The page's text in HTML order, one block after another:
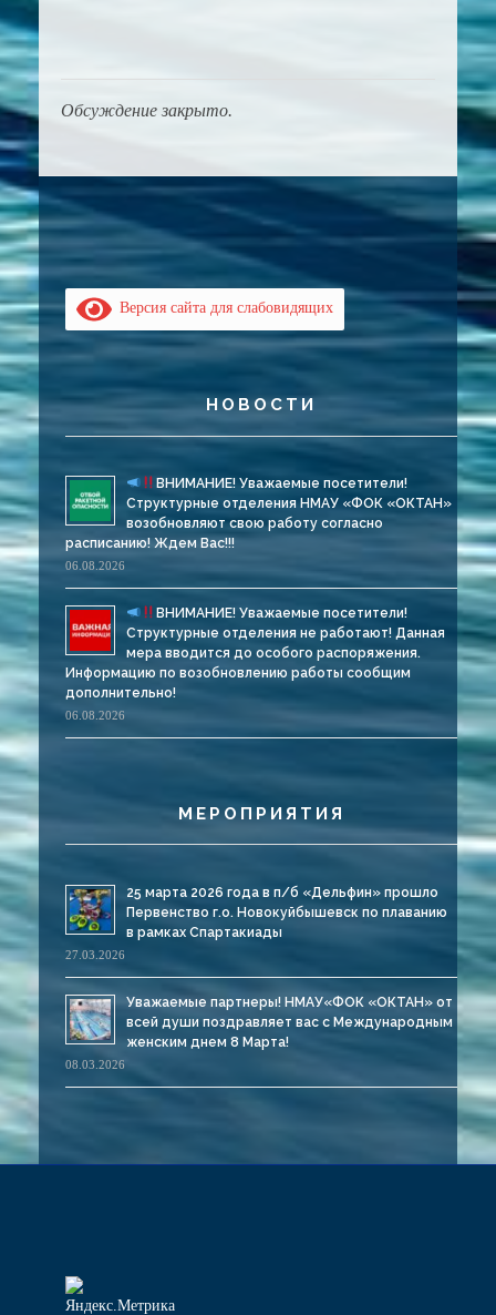
Обсуждение закрыто.
Версия сайта для слабовидящих
НОВОСТИ
ВНИМАНИЕ! Уважаемые посетители!
Структурные отделения НМАУ «ФОК «ОКТАН»
возобновляют свою работу согласно
расписанию! Ждем Вас!!!
06.08.2026
ВНИМАНИЕ! Уважаемые посетители!
Структурные отделения не работают! Данная
мера вводится до особого распоряжения.
Информацию по возобновлению работы сообщим
дополнительно!
06.08.2026
МЕРОПРИЯТИЯ
25 марта 2026 года в п/б «Дельфин» прошло
Первенство г.о. Новокуйбышевск по плаванию
в рамках Спартакиады
27.03.2026
Уважаемые партнеры! НМАУ«ФОК «ОКТАН» от
всей души поздравляет вас с Международным
женским днем 8 Марта!
08.03.2026